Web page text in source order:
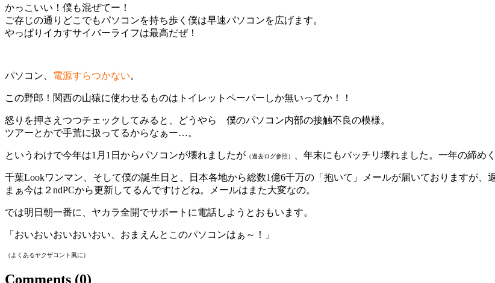
かっこいい！僕も混ぜてー！
ご存じの通りどこでもパソコンを持ち歩く僕は早速パソコンを広げます。
やっぱりイカすサイバーライフは最高だぜ！
パソコン、 電源すらつかない。
この野郎！関西の山猿に使わせるものはトイレットペーパーしか無いってか！！
怒りを押さえつつチェックしてみると、どうやら 僕のパソコン内部の接触不良の模様。
ツアーとかで手荒に扱ってるからなぁー…。
というわけで今年は1月1日からパソコンが壊れましたが （過去ログ参照） 、年末にもバッチリ壊れました。一年の締め
千葉Lookワンマン、そして僕の誕生日と、日本各地から総数1億6千万の「抱いて」メールが届いておりますが、
まぁ今は２ndPCから更新してるんですけどね。メールはまた大変なの。
では明日朝一番に、ヤカラ全開でサポートに電話しようとおもいます。
「おいおいおいおいおい、おまえんとこのパソコンはぁ～！」
（よくあるヤクザコント風に）
Comments (0)